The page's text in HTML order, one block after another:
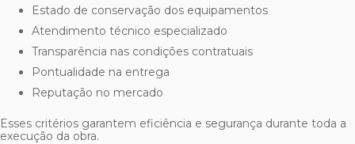
Estado de conservação dos equipamentos
Atendimento técnico especializado
Transparência nas condições contratuais
Pontualidade na entrega
Reputação no mercado
Esses critérios garantem eficiência e segurança durante toda a
execução da obra.